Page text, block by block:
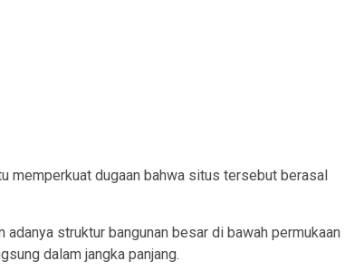
memperkuat dugaan bahwa situs tersebut berasal
struktur bangunan besar di bawah permukaan
dalam jangka panjang.